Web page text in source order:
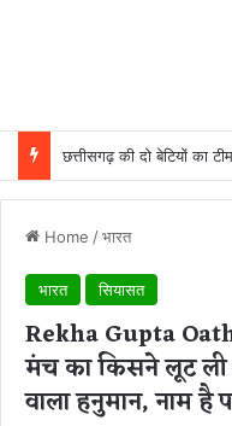
Home /भारत
भारत सियासत
Rekha Gupta
मंच का किसने लूट ली
वाला हनुमान, नाम